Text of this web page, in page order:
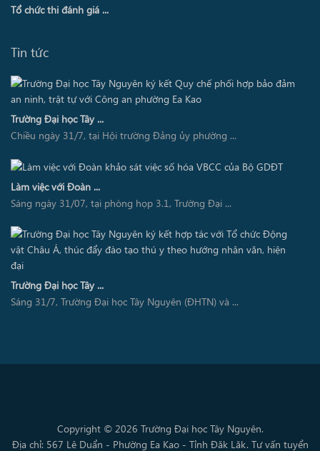
Tổ chức thi đánh giá ...
Tin tức
Trường Đại học Tây ...
Chiều ngày 31/7, tại Hội trường Đảng ủy phường ...
Làm việc với Đoàn ...
Sáng ngày 31/07, tại phòng họp 3.1, Trường Đại ...
Trường Đại học Tây ...
Sáng 31/7, Trường Đại học Tây Nguyên (ĐHTN) và ...
Copyright © 2026 Trường Đại học Tây Nguyên.
Địa chỉ: 567 Lê Duẩn - Phường Ea Kao - Tỉnh Đăk Lăk. Tư vấn tuyển